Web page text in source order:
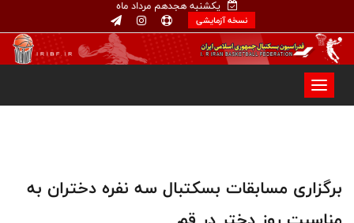
یکشنبه هجدهم مرداد ماه
نسخه آزمایشی
برگزاری مسابقات بسکتبال سه نفره دختران به